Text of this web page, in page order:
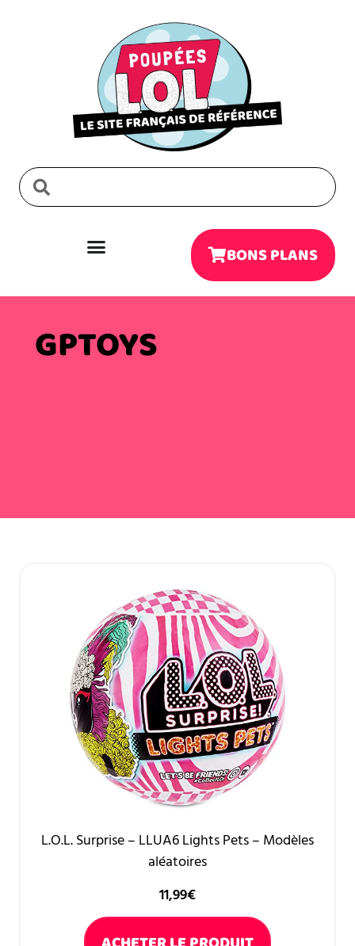
BONS PLANS
GPTOYS
L.O.L. Surprise – LLUA6 Lights Pets – Modèles
aléatoires
11,99€